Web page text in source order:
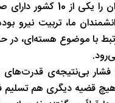
ما، ‌تربیت نیرو
با موضوع هسته‌ای، در
فشار بی‌نتیجه‌ی
قضیه دیگری هم تسلیم